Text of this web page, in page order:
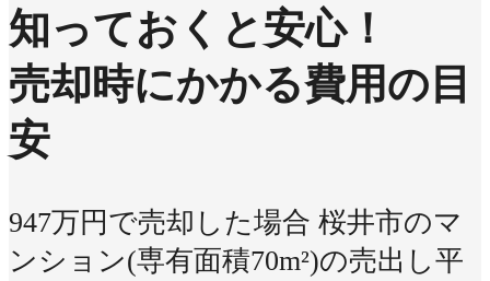
知っておくと安心！
売却時にかかる費用の目
安
947万円で売却した場合 桜井市のマ
ンション(専有面積70m²)の売出し平